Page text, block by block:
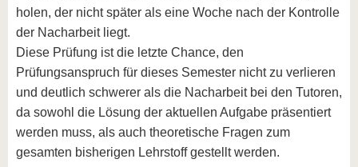
holen, der nicht später als eine Woche nach der Kontrolle
der Nacharbeit liegt.
Diese Prüfung ist die letzte Chance, den
Prüfungsanspruch für dieses Semester nicht zu verlieren
und deutlich schwerer als die Nacharbeit bei den Tutoren,
da sowohl die Lösung der aktuellen Aufgabe präsentiert
werden muss, als auch theoretische Fragen zum
gesamten bisherigen Lehrstoff gestellt werden.